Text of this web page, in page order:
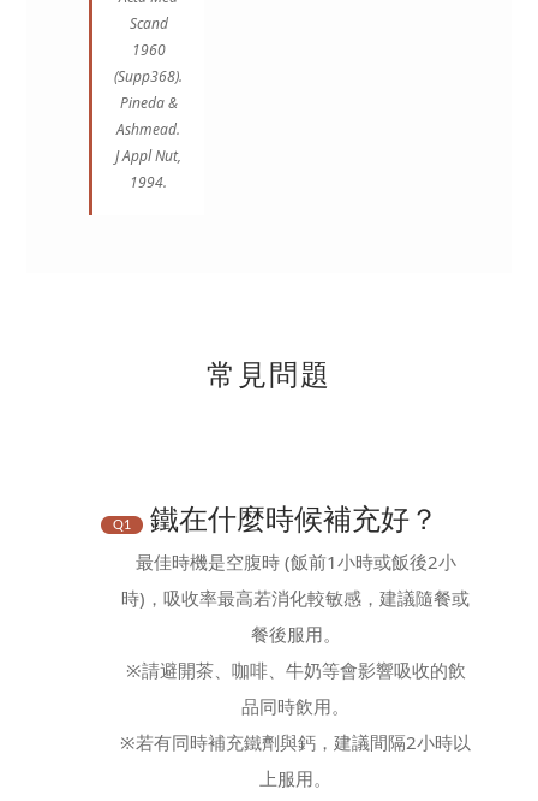
Scand
1960
(Supp368).
Pineda &
Ashmead.
J Appl Nut,
1994.
常見問題
Q1 鐵在什麼時候補充好？
最佳時機是空腹時 (飯前1小時或飯後2小
時)，吸收率最高若消化較敏感，建議隨餐或
餐後服用。
※請避開茶、咖啡、牛奶等會影響吸收的飲
品同時飲用。
※若有同時補充鐵劑與鈣，建議間隔2小時以
上服用。